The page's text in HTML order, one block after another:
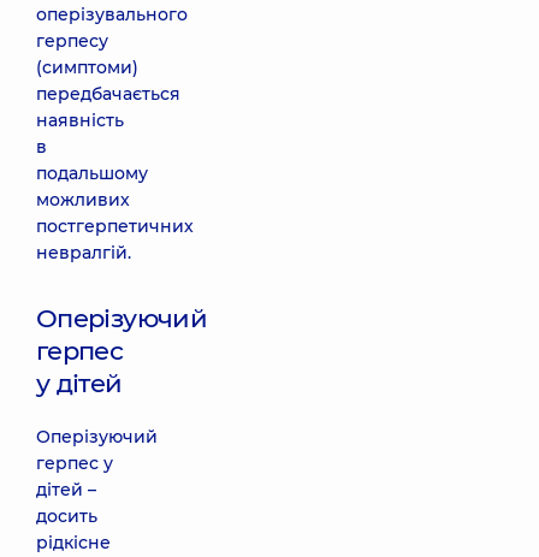
оперізувального
герпесу
(симптоми)
передбачається
наявність
в
подальшому
можливих
постгерпетичних
невралгій.
Оперізуючий
герпес
у дітей
Оперізуючий
герпес у
дітей –
досить
рідкісне